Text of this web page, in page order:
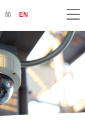
简 EN